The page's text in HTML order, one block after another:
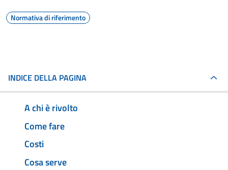
Normativa di riferimento
INDICE DELLA PAGINA
A chi è rivolto
Come fare
Costi
Cosa serve